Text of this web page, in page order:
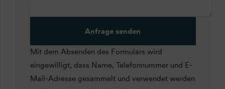
Anfrage senden
Mit dem Absenden des Formulars wird
eingewilligt, dass Name, Telefonnummer und E-
Mail-Adresse gesammelt und verwendet werden